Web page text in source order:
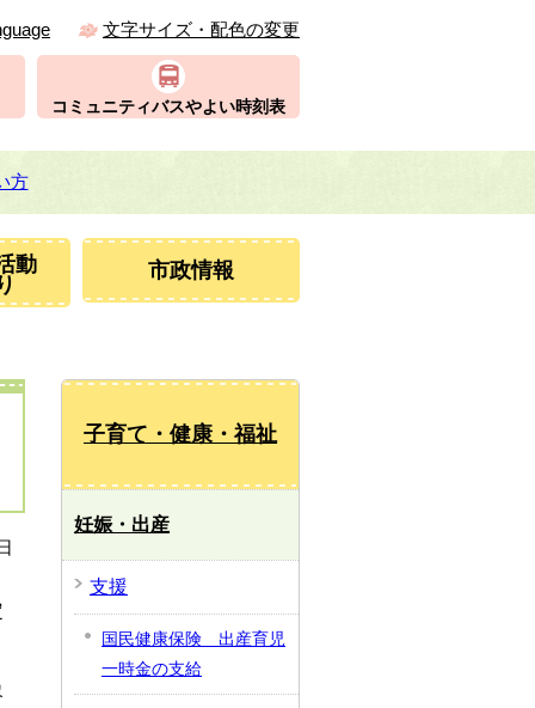
文字サイズ・配色の変更
コミュニティバスやよい時刻表
方
動
市政情報
子育て・健康・福祉
妊娠・出産
支援
国民健康保険 出産育児
一時金の支給